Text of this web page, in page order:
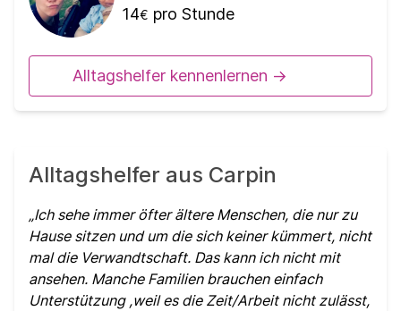
14€ pro Stunde
Alltagshelfer kennenlernen ->
Alltagshelfer aus Carpin
Ich sehe immer öfter ältere Menschen, die nur zu
Hause sitzen und um die sich keiner kümmert, nicht
mal die Verwandtschaft. Das kann ich nicht mit
ansehen. Manche Familien brauchen einfach
Unterstützung ,weil es die Zeit/Arbeit nicht zulässt,